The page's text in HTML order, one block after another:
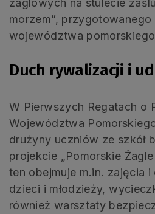
morzem”,
województwa
Duch rywalizacji i
W Pierwszych Regatach o
Województwa
drużyny uczniów ze szkół
projekcie „Pomorskie
ten obejmuje m.in. zajęcia
dzieci i młodzieży,
również warsztaty